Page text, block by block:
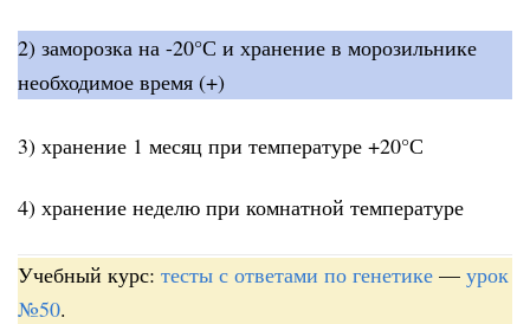
2) заморозка на -20°С и хранение в морозильнике
необходимое время (+)
3) хранение 1 месяц при температуре +20°С
4) хранение неделю при комнатной температуре
Учебный курс: тесты с ответами по генетике — урок
№50.